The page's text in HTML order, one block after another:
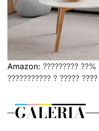
Amazon: ?????????
??????????? ? ????? ????
GALERIA